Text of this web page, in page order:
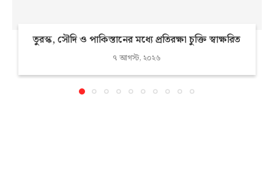
তুরস্ক, সৌদি ও পাকিস্তানের মধ্যে প্রতিরক্ষা চুক্তি স্বাক্ষরিত
৭ আগস্ট, ২০২৬